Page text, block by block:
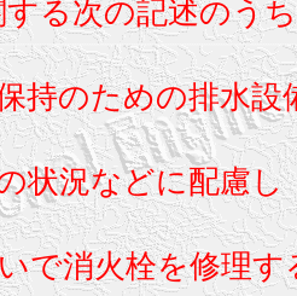
する次の記述のう
持のための排水設
状況などに配慮し
で消火栓を修理す